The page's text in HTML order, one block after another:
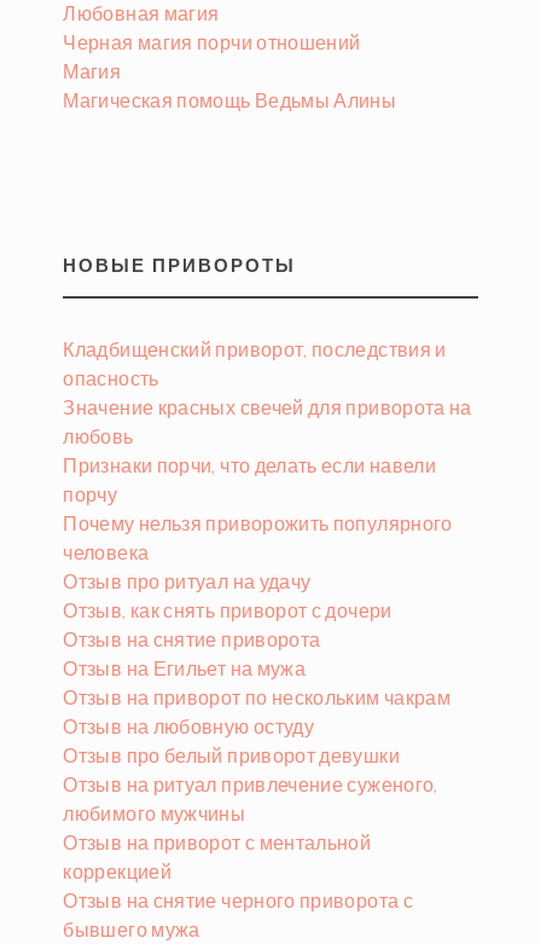
Любовная магия
Черная магия порчи отношений
Магия
Магическая помощь Ведьмы Алины
НОВЫЕ ПРИВОРОТЫ
Кладбищенский приворот, последствия и
опасность
Значение красных свечей для приворота на
любовь
Признаки порчи, что делать если навели
порчу
Почему нельзя приворожить популярного
человека
Отзыв про ритуал на удачу
Отзыв, как снять приворот с дочери
Отзыв на снятие приворота
Отзыв на Егильет на мужа
Отзыв на приворот по нескольким чакрам
Отзыв на любовную остуду
Отзыв про белый приворот девушки
Отзыв на ритуал привлечение суженого,
любимого мужчины
Отзыв на приворот с ментальной
коррекцией
Отзыв на снятие черного приворота с
бывшего мужа